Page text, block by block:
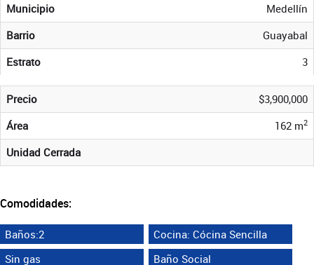
Municipio
Medellín
Barrio
Guayabal
Estrato
3
Precio
$3,900,000
Área
162 m2
Unidad Cerrada
Comodidades:
Baños:2
Cocina: Cócina Sencilla
Sin gas
Baño Social